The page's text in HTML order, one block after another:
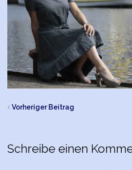
Vorheriger Beitrag
Schreibe einen